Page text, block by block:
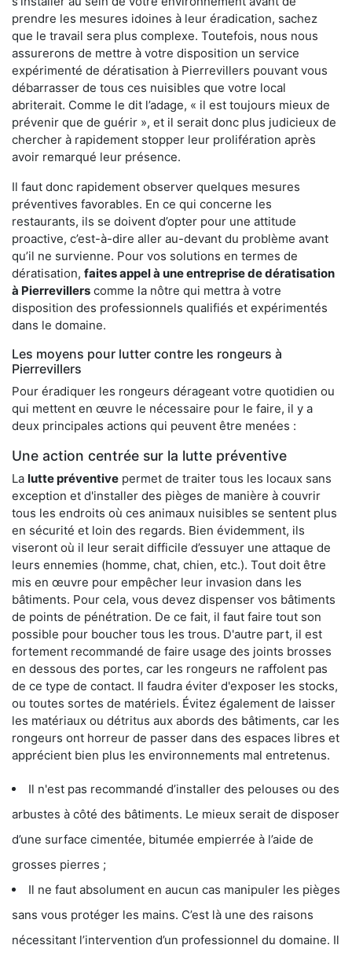
prendre les mesures idoines à leur éradication, sachez
que le travail sera plus complexe. Toutefois, nous nous
assurerons de mettre à votre disposition un service
expérimenté de dératisation à Pierrevillers pouvant vous
débarrasser de tous ces nuisibles que votre local
abriterait. Comme le dit l’adage, « il est toujours mieux de
prévenir que de guérir », et il serait donc plus judicieux de
chercher à rapidement stopper leur prolifération après
avoir remarqué leur présence.
Il faut donc rapidement observer quelques mesures
préventives favorables. En ce qui concerne les
restaurants, ils se doivent d’opter pour une attitude
proactive, c’est-à-dire aller au-devant du problème avant
qu’il ne survienne. Pour vos solutions en termes de
dératisation, faites appel à une entreprise de dératisation
à Pierrevillers comme la nôtre qui mettra à votre
disposition des professionnels qualifiés et expérimentés
dans le domaine.
Les moyens pour lutter contre les rongeurs à
Pierrevillers
Pour éradiquer les rongeurs dérageant votre quotidien ou
qui mettent en œuvre le nécessaire pour le faire, il y a
deux principales actions qui peuvent être menées :
Une action centrée sur la lutte préventive
La lutte préventive permet de traiter tous les locaux sans
exception et d'installer des pièges de manière à couvrir
tous les endroits où ces animaux nuisibles se sentent plus
en sécurité et loin des regards. Bien évidemment, ils
viseront où il leur serait difficile d’essuyer une attaque de
leurs ennemies (homme, chat, chien, etc.). Tout doit être
mis en œuvre pour empêcher leur invasion dans les
bâtiments. Pour cela, vous devez dispenser vos bâtiments
de points de pénétration. De ce fait, il faut faire tout son
possible pour boucher tous les trous. D'autre part, il est
fortement recommandé de faire usage des joints brosses
en dessous des portes, car les rongeurs ne raffolent pas
de ce type de contact. Il faudra éviter d'exposer les stocks,
ou toutes sortes de matériels. Évitez également de laisser
les matériaux ou détritus aux abords des bâtiments, car les
rongeurs ont horreur de passer dans des espaces libres et
apprécient bien plus les environnements mal entretenus.
Il n'est pas recommandé d’installer des pelouses ou des
arbustes à côté des bâtiments. Le mieux serait de disposer
d’une surface cimentée, bitumée empierrée à l’aide de
grosses pierres ;
Il ne faut absolument en aucun cas manipuler les pièges
sans vous protéger les mains. C’est là une des raisons
nécessitant l’intervention d’un professionnel du domaine. Il